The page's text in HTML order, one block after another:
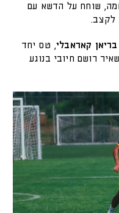
שוחח על הדשא עם
לקצב.
בריאן קאראבלי, טס יחד
רושם חיובי בנוגע